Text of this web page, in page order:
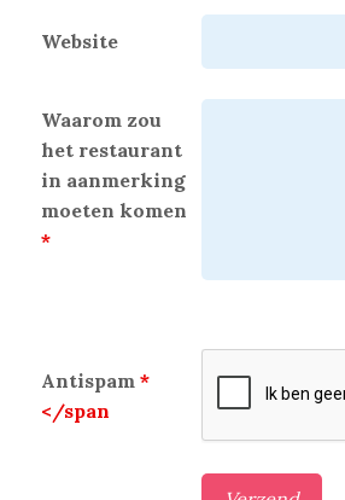
Website
Waarom zou
het restaurant
in aanmerking
moeten komen
*
Antispam *
</span